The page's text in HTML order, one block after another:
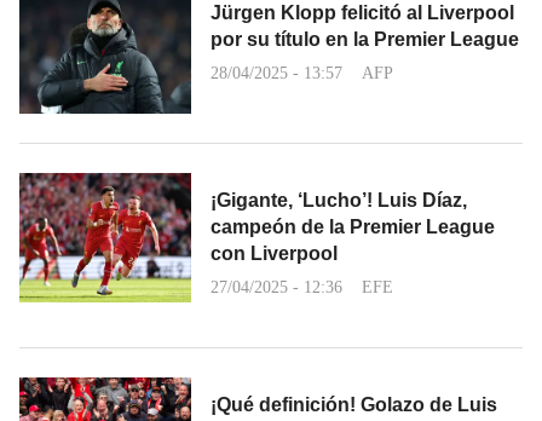
Jürgen Klopp felicitó al Liverpool
por su título en la Premier League
28/04/2025 - 13:57 AFP
¡Gigante, ‘Lucho’! Luis Díaz,
campeón de la Premier League
con Liverpool
27/04/2025 - 12:36 EFE
¡Qué definición! Golazo de Luis